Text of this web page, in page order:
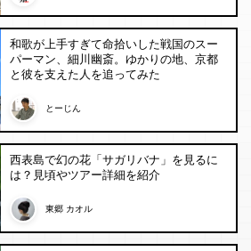
和歌が上手すぎて命拾いした戦国のスー
パーマン、細川幽斎。ゆかりの地、京都
と彼を支えた人を追ってみた
とーじん
西表島で幻の花「サガリバナ」を見るに
は？見頃やツアー詳細を紹介
東郷 カオル